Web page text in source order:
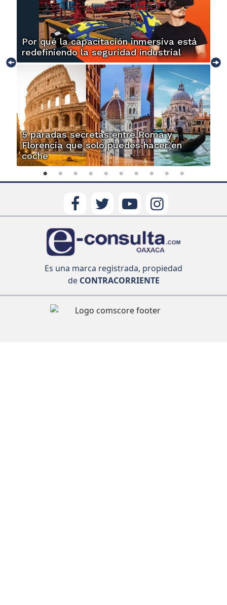
Por qué la capacitación inmersiva está
redefiniendo la seguridad industrial
5 paradas secretas entre Roma y
Florencia que solo puedes hacer en
coche
Es una marca registrada, propiedad
deCONTRACORRIENTE